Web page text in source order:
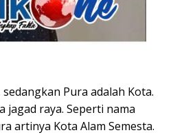
Pura adalah Kota.
jagad raya. Seperti nama
artinya Kota Alam Semesta.